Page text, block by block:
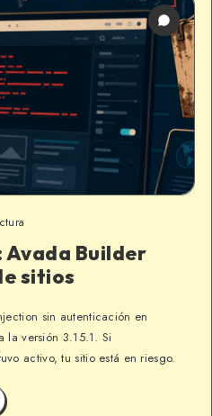
Avada Builder
sitios
sin autenticación en
la versión 3.15.1. Si
activo, tu sitio está en riesgo.